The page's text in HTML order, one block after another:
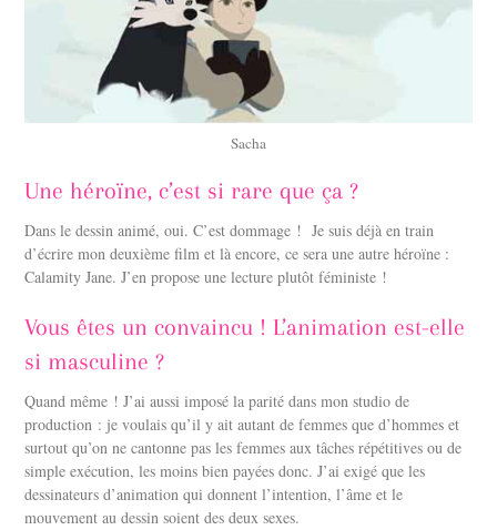
Sacha
Une héroïne, c’est si rare que ça ?
Dans le dessin animé, oui. C’est dommage ! Je suis déjà en train
d’écrire mon deuxième film et là encore, ce sera une autre héroïne :
Calamity Jane. J’en propose une lecture plutôt féministe !
Vous êtes un convaincu ! L’animation est-elle
si masculine ?
Quand même ! J’ai aussi imposé la parité dans mon studio de
production : je voulais qu’il y ait autant de femmes que d’hommes et
surtout qu’on ne cantonne pas les femmes aux tâches répétitives ou de
simple exécution, les moins bien payées donc. J’ai exigé que les
dessinateurs d’animation qui donnent l’intention, l’âme et le
mouvement au dessin soient des deux sexes.